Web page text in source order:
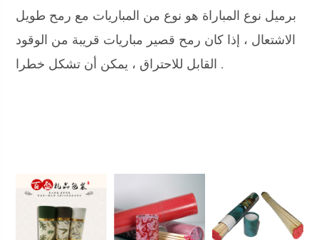
برميل نوع المباراة هو نوع من المباريات مع رمح طويل
الاشتعال ، إذا كان رمح قصير مباريات قريبة من الوقود
القابل للاحتراق ، يمكن أن تشكل خطرا .